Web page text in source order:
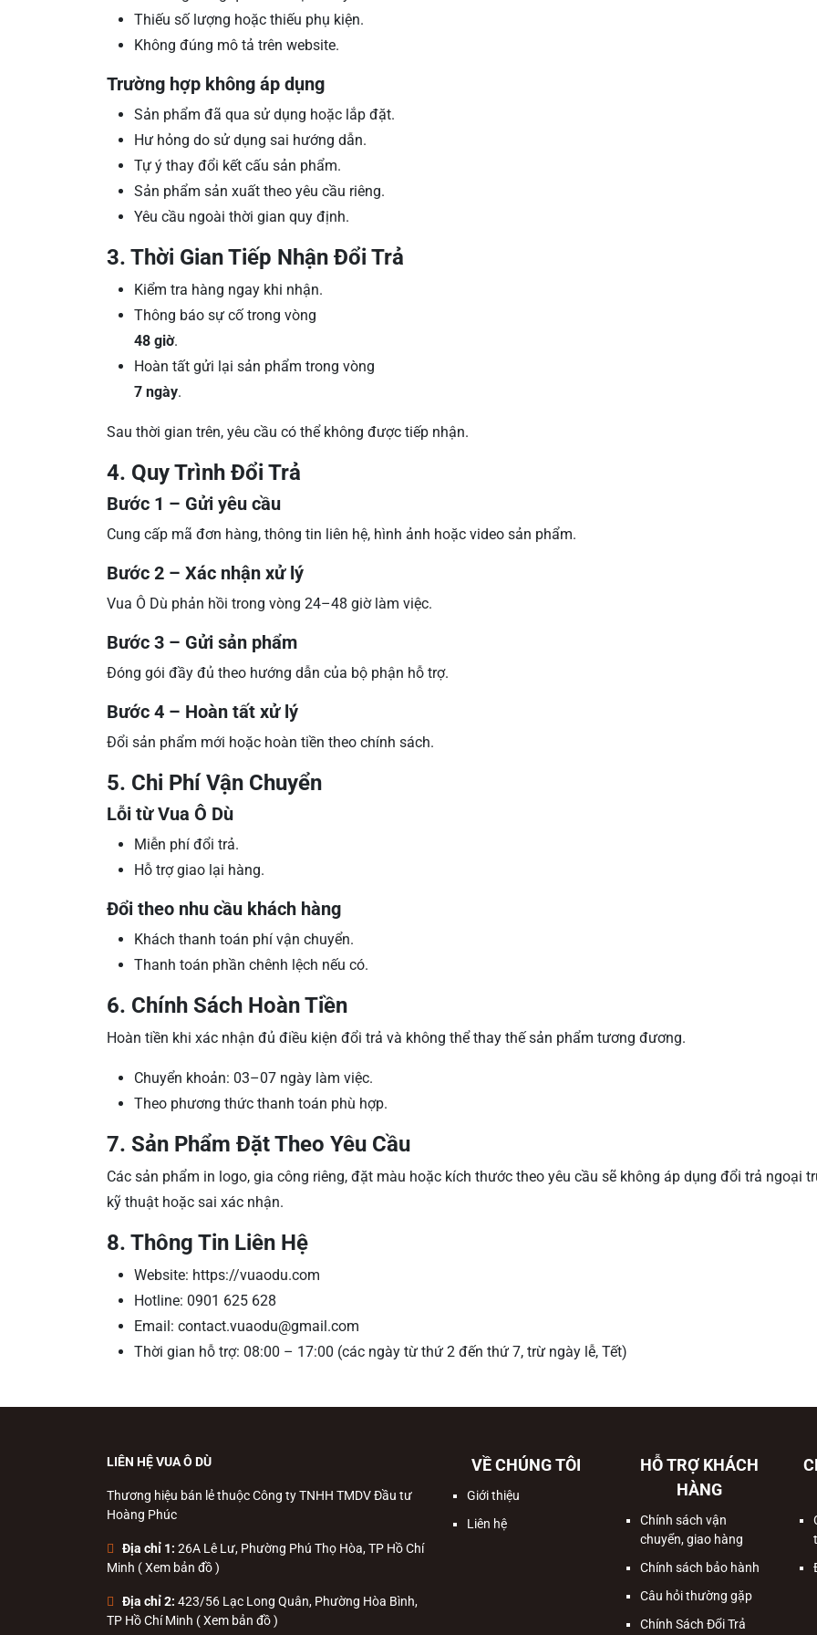
Thiếu số lượng hoặc thiếu phụ kiện.
Không đúng mô tả trên website.
Trường hợp không áp dụng
Sản phẩm đã qua sử dụng hoặc lắp đặt.
Hư hỏng do sử dụng sai hướng dẫn.
Tự ý thay đổi kết cấu sản phẩm.
Sản phẩm sản xuất theo yêu cầu riêng.
Yêu cầu ngoài thời gian quy định.
3. Thời Gian Tiếp Nhận Đổi Trả
Kiểm tra hàng ngay khi nhận.
Thông báo sự cố trong vòng
48 giờ.
Hoàn tất gửi lại sản phẩm trong vòng
7 ngày.
Sau thời gian trên, yêu cầu có thể không được tiếp nhận.
4. Quy Trình Đổi Trả
Bước 1 – Gửi yêu cầu
Cung cấp mã đơn hàng, thông tin liên hệ, hình ảnh hoặc video sản phẩm.
Bước 2 – Xác nhận xử lý
Vua Ô Dù phản hồi trong vòng 24–48 giờ làm việc.
Bước 3 – Gửi sản phẩm
Đóng gói đầy đủ theo hướng dẫn của bộ phận hỗ trợ.
Bước 4 – Hoàn tất xử lý
Đổi sản phẩm mới hoặc hoàn tiền theo chính sách.
5. Chi Phí Vận Chuyển
Lỗi từ Vua Ô Dù
Miễn phí đổi trả.
Hỗ trợ giao lại hàng.
Đổi theo nhu cầu khách hàng
Khách thanh toán phí vận chuyển.
Thanh toán phần chênh lệch nếu có.
6. Chính Sách Hoàn Tiền
Hoàn tiền khi xác nhận đủ điều kiện đổi trả và không thể thay thế sản phẩm tương đương.
Chuyển khoản: 03–07 ngày làm việc.
Theo phương thức thanh toán phù hợp.
7. Sản Phẩm Đặt Theo Yêu Cầu
Các sản phẩm in logo, gia công riêng, đặt màu hoặc kích thước theo yêu cầu sẽ không áp dụng đổi trả ngoại
kỹ thuật hoặc sai xác nhận.
8. Thông Tin Liên Hệ
Website: https://vuaodu.com
Hotline: 0901 625 628
Email: contact.vuaodu@gmail.com
Thời gian hỗ trợ: 08:00 – 17:00 (các ngày từ thứ 2 đến thứ 7, trừ ngày lễ, Tết)
LIÊN HỆ VUA Ô DÙ
Thương hiệu bán lẻ thuộc Công ty TNHH TMDV Đầu tư
Hoàng Phúc
Địa chỉ 1: 26A Lê Lư, Phường Phú Thọ Hòa, TP Hồ Chí
Minh (Xem bản đồ)
Địa chỉ 2: 423/56 Lạc Long Quân, Phường Hòa Bình,
TP Hồ Chí Minh (Xem bản đồ)
VỀ CHÚNG TÔI
Giới thiệu
Liên hệ
HỖ TRỢ KHÁCH
HÀNG
Chính sách vận
chuyển, giao hàng
Chính sách bảo hành
Câu hỏi thường gặp
Chính Sách Đổi Trả